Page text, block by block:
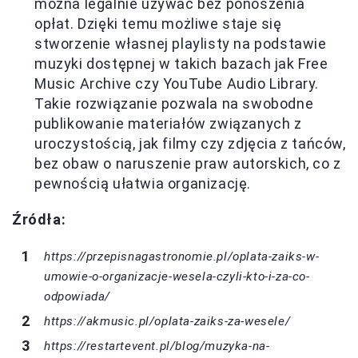
można legalnie używać bez ponoszenia
opłat. Dzięki temu możliwe staje się
stworzenie własnej playlisty na podstawie
muzyki dostępnej w takich bazach jak Free
Music Archive czy YouTube Audio Library.
Takie rozwiązanie pozwala na swobodne
publikowanie materiałów związanych z
uroczystością, jak filmy czy zdjęcia z tańców,
bez obaw o naruszenie praw autorskich, co z
pewnością ułatwia organizację.
Źródła:
https://przepisnagastronomie.pl/oplata-zaiks-w-
umowie-o-organizacje-wesela-czyli-kto-i-za-co-
odpowiada/
https://akmusic.pl/oplata-zaiks-za-wesele/
https://restartevent.pl/blog/muzyka-na-